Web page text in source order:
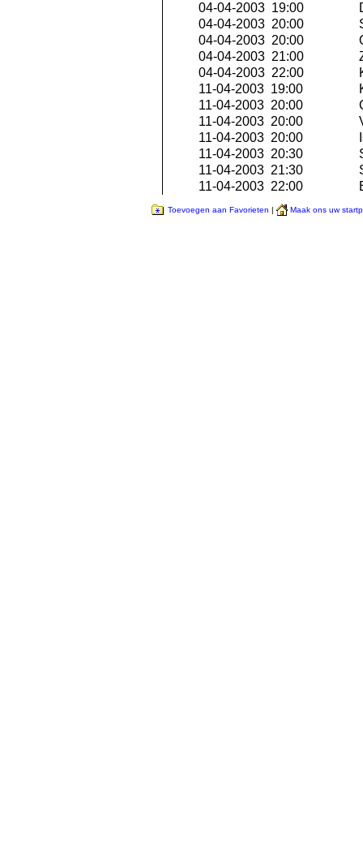
04-04-2003 19:00
04-04-2003 20:00
04-04-2003 20:00
04-04-2003 21:00
04-04-2003 22:00
11-04-2003 19:00
11-04-2003 20:00
11-04-2003 20:00
11-04-2003 20:00
11-04-2003 20:30
11-04-2003 21:30
11-04-2003 22:00
Toevoegen aan Favorieten | Maak ons uw